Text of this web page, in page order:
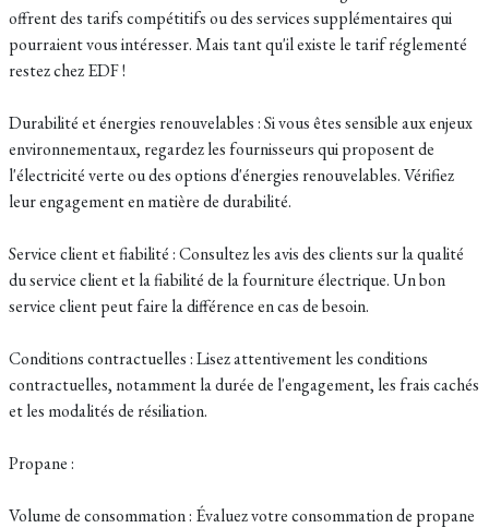
offrent des tarifs compétitifs ou des services supplémentaires qui
pourraient vous intéresser. Mais tant qu'il existe le tarif réglementé
restez chez EDF !
Durabilité et énergies renouvelables : Si vous êtes sensible aux enjeux
environnementaux, regardez les fournisseurs qui proposent de
l'électricité verte ou des options d'énergies renouvelables. Vérifiez
leur engagement en matière de durabilité.
Service client et fiabilité : Consultez les avis des clients sur la qualité
du service client et la fiabilité de la fourniture électrique. Un bon
service client peut faire la différence en cas de besoin.
Conditions contractuelles : Lisez attentivement les conditions
contractuelles, notamment la durée de l'engagement, les frais cachés
et les modalités de résiliation.
Propane :
Volume de consommation : Évaluez votre consommation de propane